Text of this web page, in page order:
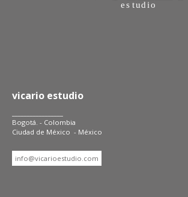
vicario estudio
Bogotá. - Colombia
Ciudad de México - México
info@vicarioestudio.com